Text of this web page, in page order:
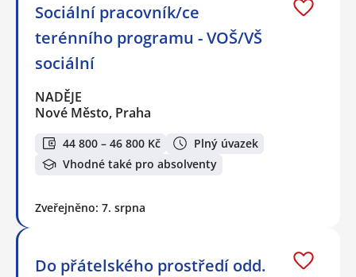
Sociální pracovník/ce
terénního programu - VOŠ/VŠ
sociální
NADĚJE
Nové Město, Praha
44 800 – 46 800 Kč
Plný úvazek
Vhodné také pro absolventy
Zveřejněno: 7. srpna
Do přátelského prostředí odd.